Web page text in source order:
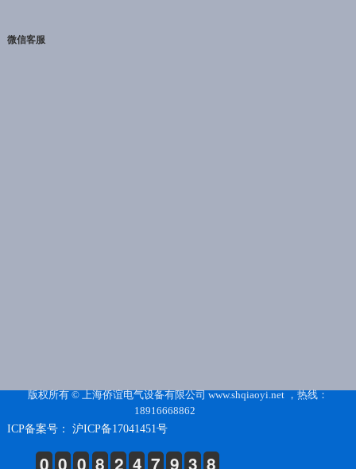
版权所有 © 上海侨谊电气设备有限公司 www.shqiaoyi.net ，热线：
18916668862
ICP备案号： 沪ICP备17041451号
0 0 0 8 2 4 7 9 3 8
微信客服